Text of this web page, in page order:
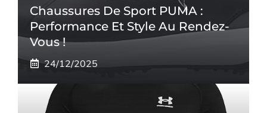
Chaussures De Sport PUMA :
Performance Et Style Au Rendez-
Vous !
24/12/2025